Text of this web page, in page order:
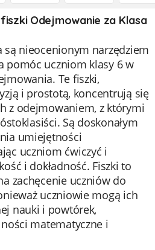
Odejmowanie za Klasa
nieocenionym narzędziem
pomóc uczniom klasy 6 w
Te fiszki,
i prostotą, koncentrują się
z odejmowaniem, z którymi
Są doskonałym
umiejętności
uczniom ćwiczyć i
i dokładność. Fiszki to
zachęcenie uczniów do
uczniowie mogą ich
nauki i powtórek,
matematyczne i